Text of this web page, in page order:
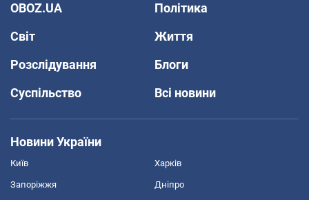
OBOZ.UA
Політика
Світ
Життя
Розслідування
Блоги
Суспільство
Всі новини
Новини України
Київ Харків
Запоріжжя Дніпро